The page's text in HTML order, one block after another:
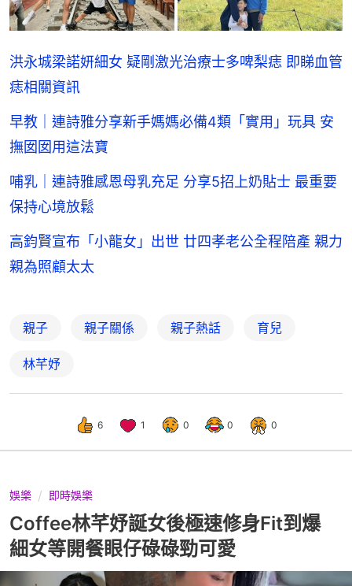
洪永城梁諾妍細女 疑剛激光治療士多啤梨痣 即睇血管
痣相關資訊
早教｜連詩雅分享新手媽媽必備4類「實用」玩具 安
撫囡囡用這法寶
哺乳｜連詩雅感恩母乳充足 分享5招上奶貼士 最重要
保持心境放鬆
高鈞賢宣布「小龍女」出世 廿四孝老公全程陪產 親力
親為照顧太太
親子 親子關係 親子熱話 育兒
林芊妤
6 1 0 0 0
娛樂 即時娛樂
Coffee林芊妤誕女後極速修身Fit到爆
細女等開餐眼仔碌碌勁可愛